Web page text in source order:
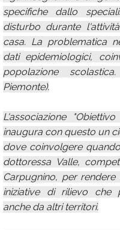
specifiche dallo
disturbo durante
casa. La problematica
dati epidemiologici,
popolazione
Piemonte).
L'associazione
inaugura con questo un
dove coinvolgere
dottoressa Valle,
Carpugnino, per
iniziative di rilievo che
anche da altri territori.